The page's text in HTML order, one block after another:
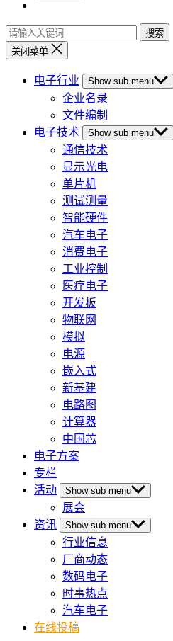
搜索
关闭菜单
电子行业 Show sub menu
企业名录
文件编制
电子技术
Show sub menu
通信技术
显示光电
单片机
测试测量
智能硬件
汽车电子
消费电子
工业控制
医疗电子
开发板
物联网
模拟
电源
嵌入式
新基建
电路图
计算器
中国芯
电子方案
专栏
活动
Show sub menu
展会
资讯
Show sub menu
行业信息
厂商动态
数码电子
时事热点
汽车电子
在线投稿